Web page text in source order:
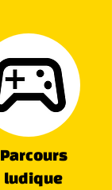
Parcours
ludique